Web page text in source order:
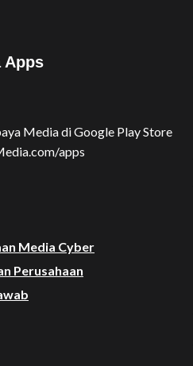
Apps
Media di Google Play Store
apps
Media Cyber
Perusahaan